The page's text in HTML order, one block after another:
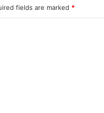
fields are marked *